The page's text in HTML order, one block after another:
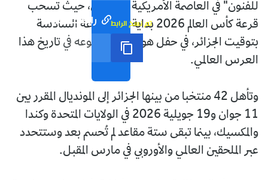
رابط مختصر تم نسخ الرابط
للفنون" في العاصمة الأمريكية واشنطن، حيث تسحب
قرعة كأس العالم 2026 بداية من الساعة السادسة
بتوقيت الجزائر، في حفل هو الأكبر من نوعه في تاريخ هذا
العرس العالمي.
وتأهل 42 منتخبا من بينها الجزائر إلى المونديال المقرر بين
11 جوان و19 جويلية 2026 في الولايات المتحدة وكندا
والمكسيك، بينما تبقى ستة مقاعد لم تُحسم بعد وستتحدد
عبر الملحقين العالمي والأوروبي في مارس المقبل.